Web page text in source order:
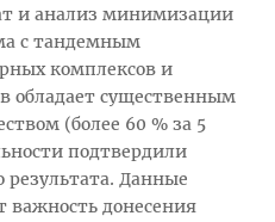
и анализ минимизации
с тандемным
комплексов и
обладает существенным
(более 60 % за 5
подтвердили
результата. Данные
важность донесения